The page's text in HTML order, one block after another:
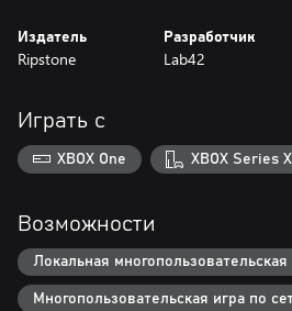
настоящие турниры под эгидой World
настраиваемые партии в классический
Издатель
Ripstone
Разработчик
Lab42
Играть с
XBOX One XBOX Series
Возможности
Локальная
Многопользовательская игра по